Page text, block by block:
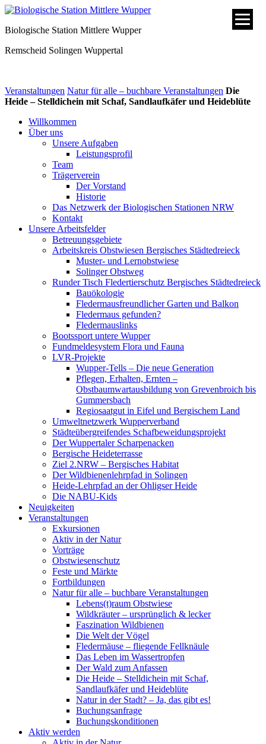
Biologische Station Mittlere Wupper
Remscheid Solingen Wuppertal
Veranstaltungen Natur für alle – buchbare Veranstaltungen Die
Heide – Stelldichein mit Schaf, Sandlaufkäfer und Heideblüte
Willkommen
Über uns
Unsere Aufgaben
Leistungsprofil
Team
Trägerverein
Der Vorstand
Historie
Das Netzwerk der Biologischen Stationen NRW
Kontakt
Unsere Arbeitsfelder
Betreuungsgebiete
Arbeitskreis Obstwiesen Bergisches Städtedreieck
Muster- und Lernobstwiese
Solinger Obstweg
Runder Tisch Fledertierschutz Bergisches Städtedreieck
Bauökologie
Fledermausfreundlicher Garten und Balkon
Fledermaus gefunden?
Fledermauslinks
Bootssport untere Wupper
Fundmeldesystem Flora und Fauna
LVR-Projekte
Wupper-Tells – Die neue Generation
Pflegen, Erhalten, Ernten –
Obstbaumwartausbildung von Grevenbroich bis
Gummersbach
Regiosaatgut in Eifel und Bergischem Land
Umweltnetzwerk Wupperverband
Städteübergreifendes Schafbeweidungsprojekt
Der Wuppertaler Scharpenacken
Bergische Heideterrasse
Ziel 2.NRW – Bergisches Habitat
Der Wildbienenlehrpfad in Solingen
Heide-Lehrpfad an der Ohligser Heide
Die NABU-Kids
Neuigkeiten
Veranstaltungen
Exkursionen
Aktiv in der Natur
Vorträge
Obstwiesenschutz
Feste und Märkte
Fortbildungen
Natur für alle – buchbare Veranstaltungen
Lebens(t)raum Obstwiese
Wildkräuter – ursprünglich & lecker
Faszination Wildbienen
Die Welt der Vögel
Fledermäuse – fliegende Fellknäule
Das Leben im Wassertropfen
Der Wald zum Anfassen
Die Heide – Stelldichein mit Schaf,
Sandlaufkäfer und Heideblüte
Natur in der Stadt? – Ja, das gibt es!
Buchungsanfrage
Buchungskonditionen
Aktiv werden